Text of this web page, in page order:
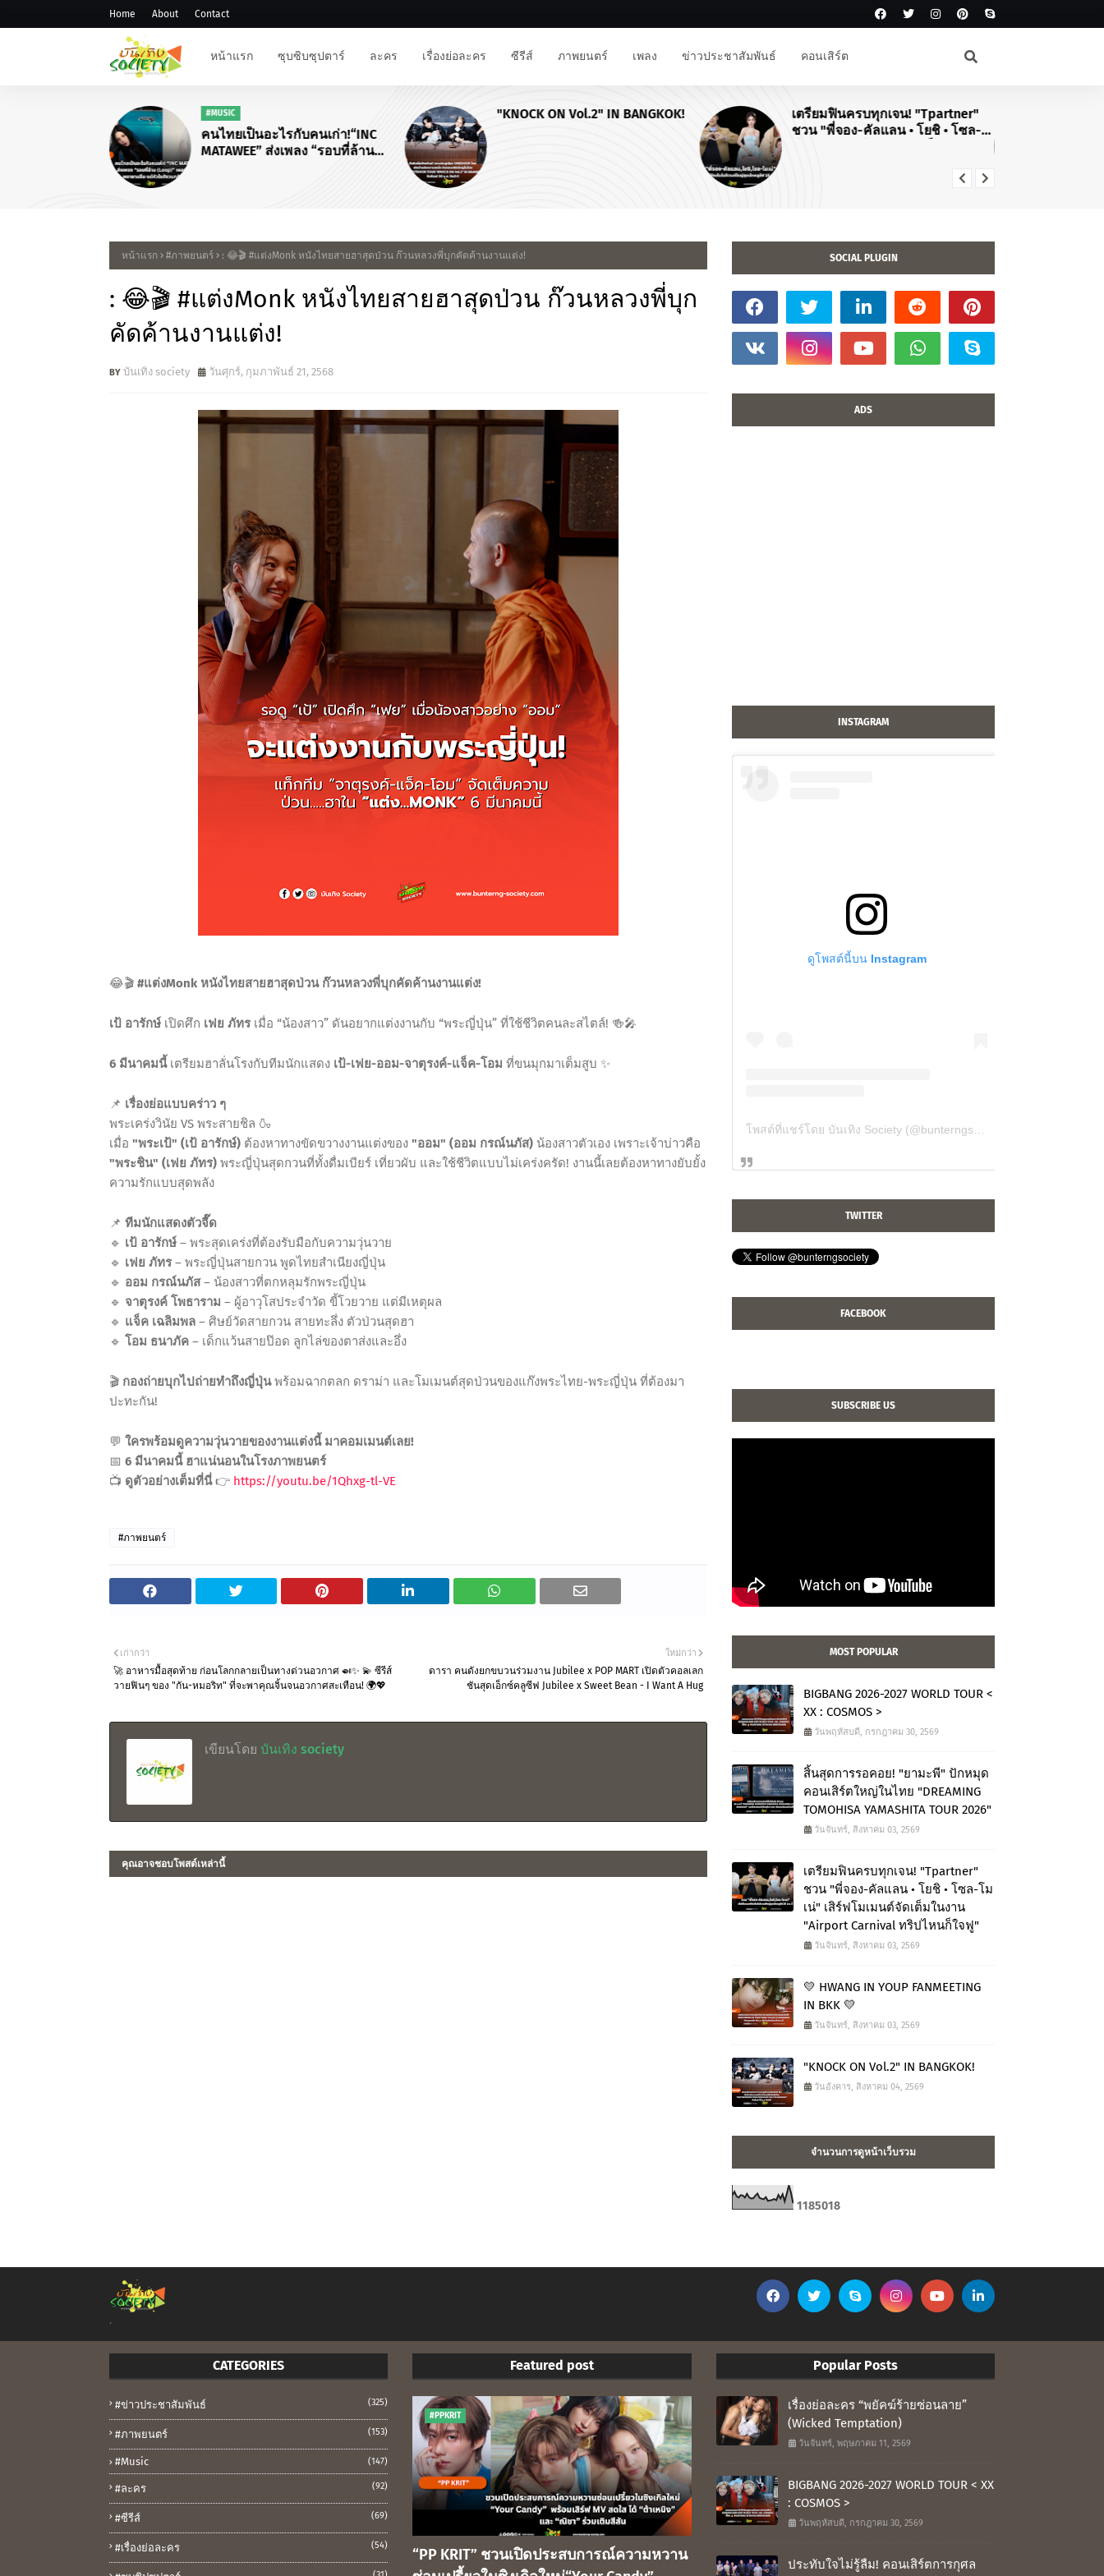
Home About Contact
หน้าแรก ซุบซิบซุปตาร์ ละคร เรื่องย่อละคร ซีรีส์ ภาพยนตร์ เพลง ข่าวประชาสัมพันธ์ คอนเสิร์ต
#MUSIC
คนไทยเป็นอะไรกับคนเก่า!“INC
MATAWEE” ส่งเพลง “รอบที่ล้าน
"KNOCK ON Vol.2" IN BANGKOK!
เตรียมฟินครบทุกเจน! "Tpartner"
ชวน "พี่จอง-คัลแลน • โยชิ • โซล-
หน้าแรก #ภาพยนตร์ : 😂🎬 #แต่งMonk หนังไทยสายฮาสุดป่วน ก๊วนหลวงพี่บุกคัดค้านงานแต่ง!
: 😂🎬 #แต่งMonk หนังไทยสายฮาสุดป่วน ก๊วนหลวงพี่บุก
คัดค้านงานแต่ง!
บันเทิง society วันศุกร์, กุมภาพันธ์ 21, 2568
😂🎬 #แต่งMonk หนังไทยสายฮาสุดป่วน ก๊วนหลวงพี่บุกคัดค้านงานแต่ง!
เป้ อารักษ์ เปิดศึก เฟย ภัทรเมื่อ “น้องสาว” ดันอยากแต่งงานกับ “พระญี่ปุ่น” ที่ใช้ชีวิตคนละสไตล์! 🍻🎤
6 มีนาคมนี้เตรียมฮาลั่นโรงกับทีมนักแสดง เป้-เฟย-ออม-จาตุรงค์-แจ็ค-โอม ที่ขนมุกมาเต็มสูบ ✨
📌 เรื่องย่อแบบคร่าว ๆ
พระเคร่งวินัย VS พระสายชิล 🍶
เมื่อ "พระเป้" (เป้ อารักษ์) ต้องหาทางขัดขวางงานแต่งของ "ออม" (ออม กรณ์นภัส) น้องสาวตัวเอง เพราะเจ้าบ่าวคือ
"พระชิน" (เฟย ภัทร) พระญี่ปุ่นสุดกวนที่ทั้งดื่มเบียร์ เที่ยวผับ และใช้ชีวิตแบบไม่เคร่งครัด! งานนี้เลยต้องหาทางยับยั้ง
ความรักแบบสุดพลัง
📌 ทีมนักแสดงตัวจี๊ด
🔹 เป้ อารักษ์ – พระสุดเคร่งที่ต้องรับมือกับความวุ่นวาย
🔹 เฟย ภัทร– พระญี่ปุ่นสายกวน พูดไทยสำเนียงญี่ปุ่น
🔹 ออม กรณ์นภัส– น้องสาวที่ตกหลุมรักพระญี่ปุ่น
🔹 จาตุรงค์ โพธาราม – ผู้อาวุโสประจำวัด ขี้โวยวาย แต่มีเหตุผล
🔹 แจ็ค เฉลิมพล – ศิษย์วัดสายกวน สายทะลึ่ง ตัวป่วนสุดฮา
🔹 โอม ธนาภัค – เด็กแว้นสายป๊อด ลูกไล่ของตาส่งและอึ่ง
🎬 กองถ่ายบุกไปถ่ายทำถึงญี่ปุ่นพร้อมฉากตลก ดราม่า และโมเมนต์สุดป่วนของแก๊งพระไทย-พระญี่ปุ่น ที่ต้องมา
ปะทะกัน!
💬 ใครพร้อมดูความวุ่นวายของงานแต่งนี้ มาคอมเมนต์เลย!
📅 6 มีนาคมนี้ ฮาแน่นอนในโรงภาพยนตร์
📺 ดูตัวอย่างเต็มที่นี่👉 https://youtu.be/1Qhxg-tl-VE
#ภาพยนตร์
ใหม่กว่า
ดารา คนดังยกขบวนร่วมงาน Jubilee x POP MART เปิดตัวคอลเลก
ชันสุดเอ็กซ์คลูซีฟ Jubilee x Sweet Bean - I Want A Hug
เก่ากว่า
🚀 อาหารมื้อสุดท้าย ก่อนโลกกลายเป็นทางด่วนอวกาศ 🍛✨ 💫 ซีรีส์
วายฟินๆ ของ "กัน-หมอริท" ที่จะพาคุณจิ้นจนอวกาศสะเทือน! 🌍💖
เขียนโดย บันเทิง society
คุณอาจชอบโพสต์เหล่านี้
SOCIAL PLUGIN
ADS
INSTAGRAM
ดูโพสต์นี้บน Instagram
TWITTER
FACEBOOK
SUBSCRIBE US
MOST POPULAR
BIGBANG 2026-2027 WORLD TOUR <
XX : COSMOS >
วันพฤหัสบดี, กรกฎาคม 30, 2569
สิ้นสุดการรอคอย! "ยามะพี" ปักหมุด
คอนเสิร์ตใหญ่ในไทย "DREAMING
TOMOHISA YAMASHITA TOUR 2026"
วันจันทร์, สิงหาคม 03, 2569
เตรียมฟินครบทุกเจน! "Tpartner"
ชวน "พี่จอง-คัลแลน • โยชิ • โซล-โม
เน่" เสิร์ฟโมเมนต์จัดเต็มในงาน
"Airport Carnival ทริปไหนก็ใจฟู"
วันจันทร์, สิงหาคม 03, 2569
💛 HWANG IN YOUP FANMEETING
IN BKK 💛
วันจันทร์, สิงหาคม 03, 2569
"KNOCK ON Vol.2" IN BANGKOK!
วันอังคาร, สิงหาคม 04, 2569
จำนวนการดูหน้าเว็บรวม
1185018
.
CATEGORIES
#ข่าวประชาสัมพันธ์ (325)
#ภาพยนตร์ (153)
#music (147)
#ละคร (92)
#ซีรีส์ (69)
#เรื่องย่อละคร (54)
Featured post
#PPKRIT
“PP KRIT” ชวนเปิดประสบการณ์ความหวาน
Popular Posts
เรื่องย่อละคร “พยัคฆ์ร้ายซ่อนลาย”
(Wicked Temptation)
วันจันทร์, พฤษภาคม 11, 2569
BIGBANG 2026-2027 WORLD TOUR < XX
: COSMOS >
วันพฤหัสบดี, กรกฎาคม 30, 2569
ประทับใจไม่รู้ลืม! คอนเสิร์ตการกุศล